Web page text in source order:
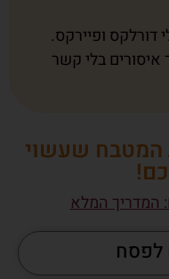
ופיירקס.
בלי קשר
המטבח שעשוי
המלא
לפסח